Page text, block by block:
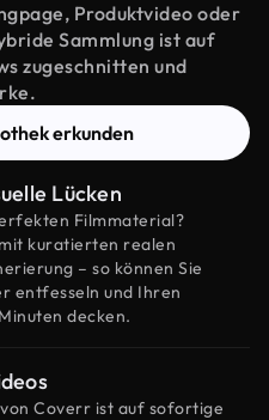
Produktvideo oder
Sammlung ist auf
zugeschnitten und
erkunden
Lücken
Filmmaterial?
kuratierten realen
– so können Sie
entfesseln und Ihren
decken.
Coverr ist auf sofortige